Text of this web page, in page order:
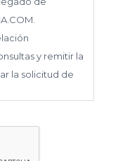
y remitir la
la solicitud de
rectificación,
así como